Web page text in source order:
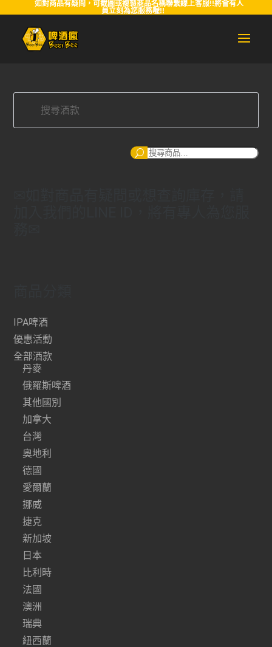
如對商品有疑問，可截圖或複製商品名稱聯繫線上客服!!將會有人
員立刻為您服務喔!!
搜
IPA啤酒
優惠活動
全部酒款
丹麥
俄羅斯啤酒
其他國別
加拿大
台灣
奧地利
德國
愛爾蘭
挪威
捷克
新加坡
日本
比利時
法國
澳洲
瑞典
紐西蘭